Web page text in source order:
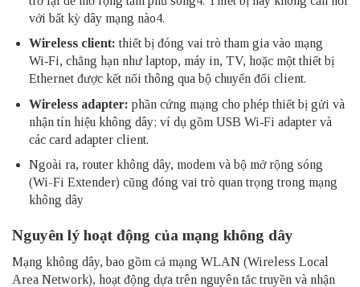
với bất kỳ dây mạng nào4.
Wireless client: thiết bị đóng vai trò tham gia vào mạng
Wi‑Fi, chẳng hạn như laptop, máy in, TV, hoặc một thiết bị
Ethernet được kết nối thông qua bộ chuyển đổi client.
Wireless adapter: phần cứng mạng cho phép thiết bị gửi và
nhận tín hiệu không dây; ví dụ gồm USB Wi‑Fi adapter và
các card adapter client.
Ngoài ra, router không dây, modem và bộ mở rộng sóng
(Wi-Fi Extender) cũng đóng vai trò quan trọng trong mạng
không dây
Nguyên lý hoạt động của mạng không dây
Mạng không dây, bao gồm cả mạng WLAN (Wireless Local
Area Network), hoạt động dựa trên nguyên tắc truyền và nhận